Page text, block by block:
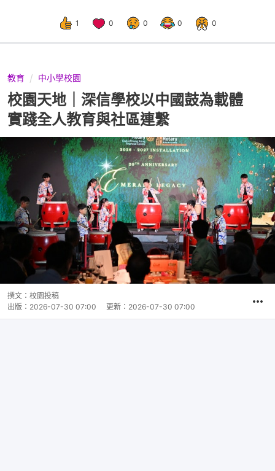
1 0 0 0 0
教育 中小學校園
校園天地｜深信學校以中國鼓為載體
實踐全人教育與社區連繫
撰文： 校園投稿
出版： 2026-07-30 07:00 更新： 2026-07-30 07:00